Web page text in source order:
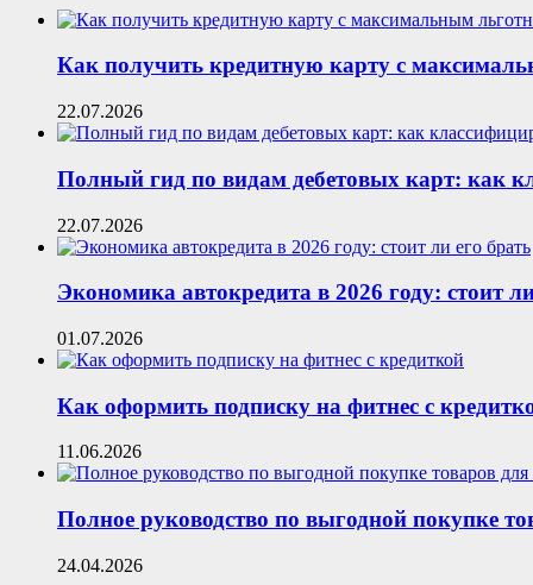
Как получить кредитную карту с
22.07.2026
Полный гид по видам дебетовых карт: как
22.07.2026
Экономика автокредита в 2026 году: стоит
01.07.2026
Как оформить подписку на фитнес с
11.06.2026
Полное руководство по выгодной покупке
24.04.2026